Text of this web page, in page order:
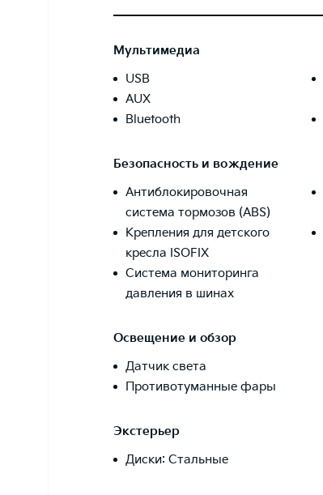
Мультимедиа
USB
AUX
Bluetooth
Безопасность и вождение
Антиблокировочная
система тормозов (ABS)
Крепления для детского
кресла ISOFIX
Система мониторинга
давления в шинах
Освещение и обзор
Датчик света
Противотуманные фары
Экстерьер
Диски: Стальные